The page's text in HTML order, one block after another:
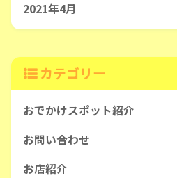
2021年4月
カテゴリー
おでかけスポット紹介
お問い合わせ
お店紹介